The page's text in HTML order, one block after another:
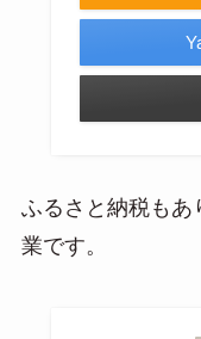
ふるさと納税もあ
業です。